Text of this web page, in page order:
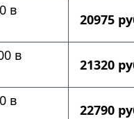
в
20975
в
21320
в
22790